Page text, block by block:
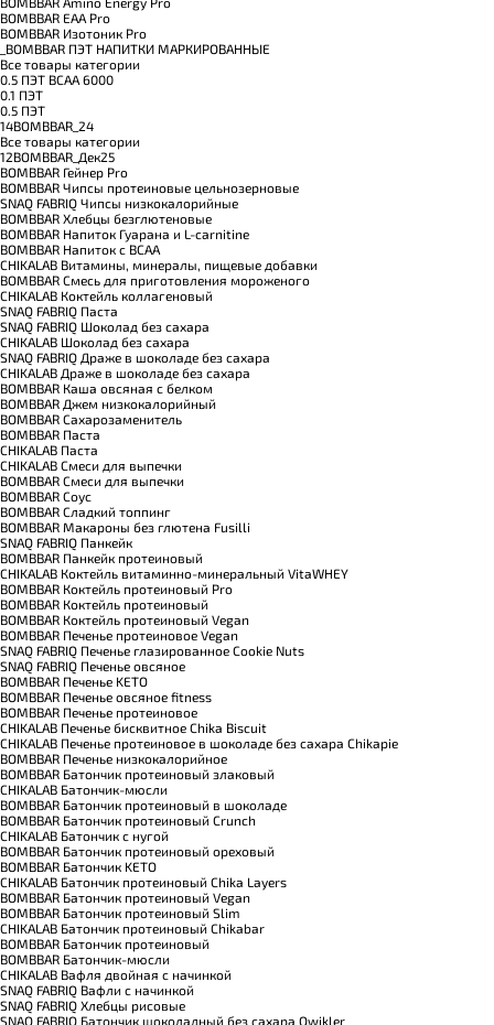
BOMBBAR EAA Pro
BOMBBAR Изотоник Pro
_BOMBBAR ПЭТ НАПИТКИ МАРКИРОВАННЫЕ
Все товары категории
0.5 ПЭТ ВСАА 6000
0.1 ПЭТ
0.5 ПЭТ
14BOMBBAR_24
Все товары категории
12BOMBBAR_Дек25
BOMBBAR Гейнер Pro
BOMBBAR Чипсы протеиновые цельнозерновые
SNAQ FABRIQ Чипсы низкокалорийные
BOMBBAR Хлебцы безглютеновые
BOMBBAR Напиток Гуарана и L-carnitine
BOMBBAR Напиток с BCAA
CHIKALAB Витамины, минералы, пищевые добавки
BOMBBAR Смесь для приготовления мороженого
CHIKALAB Коктейль коллагеновый
SNAQ FABRIQ Паста
SNAQ FABRIQ Шоколад без сахара
CHIKALAB Шоколад без сахара
SNAQ FABRIQ Драже в шоколаде без сахара
CHIKALAB Драже в шоколаде без сахара
BOMBBAR Каша овсяная с белком
BOMBBAR Джем низкокалорийный
BOMBBAR Сахарозаменитель
BOMBBAR Паста
CHIKALAB Паста
CHIKALAB Смеси для выпечки
BOMBBAR Смеси для выпечки
BOMBBAR Соус
BOMBBAR Сладкий топпинг
BOMBBAR Макароны без глютена Fusilli
SNAQ FABRIQ Панкейк
BOMBBAR Панкейк протеиновый
CHIKALAB Коктейль витаминно-минеральный VitaWHEY
BOMBBAR Коктейль протеиновый Pro
BOMBBAR Коктейль протеиновый
BOMBBAR Коктейль протеиновый Vegan
BOMBBAR Печенье протеиновое Vegan
SNAQ FABRIQ Печенье глазированное Cookie Nuts
SNAQ FABRIQ Печенье овсяное
BOMBBAR Печенье KETO
BOMBBAR Печенье овсяное fitness
BOMBBAR Печенье протеиновое
CHIKALAB Печенье бисквитное Chika Biscuit
CHIKALAB Печенье протеиновое в шоколаде без сахара Chikapie
BOMBBAR Печенье низкокалорийное
BOMBBAR Батончик протеиновый злаковый
CHIKALAB Батончик-мюсли
BOMBBAR Батончик протеиновый в шоколаде
BOMBBAR Батончик протеиновый Crunch
CHIKALAB Батончик с нугой
BOMBBAR Батончик протеиновый ореховый
BOMBBAR Батончик KETO
CHIKALAB Батончик протеиновый Chika Layers
BOMBBAR Батончик протеиновый Vegan
BOMBBAR Батончик протеиновый Slim
CHIKALAB Батончик протеиновый Chikabar
BOMBBAR Батончик протеиновый
BOMBBAR Батончик-мюсли
CHIKALAB Вафля двойная с начинкой
SNAQ FABRIQ Вафли с начинкой
SNAQ FABRIQ Хлебцы рисовые
SNAQ FABRIQ Батончик шоколадный без сахара Qwikler